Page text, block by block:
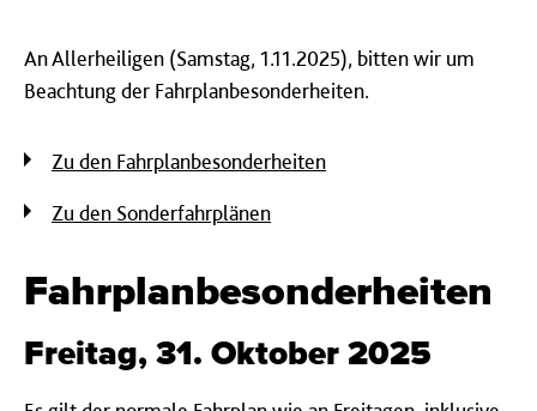
An Allerheiligen (Samstag, 1.11.2025), bitten wir um
Beachtung der Fahrplanbesonderheiten.
Zu den Fahrplanbesonderheiten
Zu den Sonderfahrplänen
Fahrplanbesonderheiten
Freitag, 31. Oktober 2025